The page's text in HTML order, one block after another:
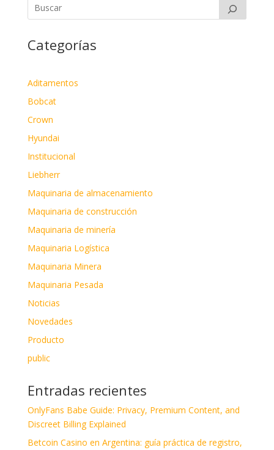
Categorías
Aditamentos
Bobcat
Crown
Hyundai
Institucional
Liebherr
Maquinaria de almacenamiento
Maquinaria de construcción
Maquinaria de minería
Maquinaria Logística
Maquinaria Minera
Maquinaria Pesada
Noticias
Novedades
Producto
public
Entradas recientes
OnlyFans Babe Guide: Privacy, Premium Content, and
Discreet Billing Explained
Betcoin Casino en Argentina: guía práctica de registro,